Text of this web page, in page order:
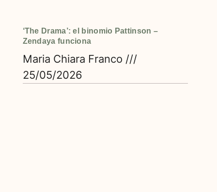
‘The Drama’: el binomio Pattinson –
Zendaya funciona
Maria Chiara Franco
25/05/2026